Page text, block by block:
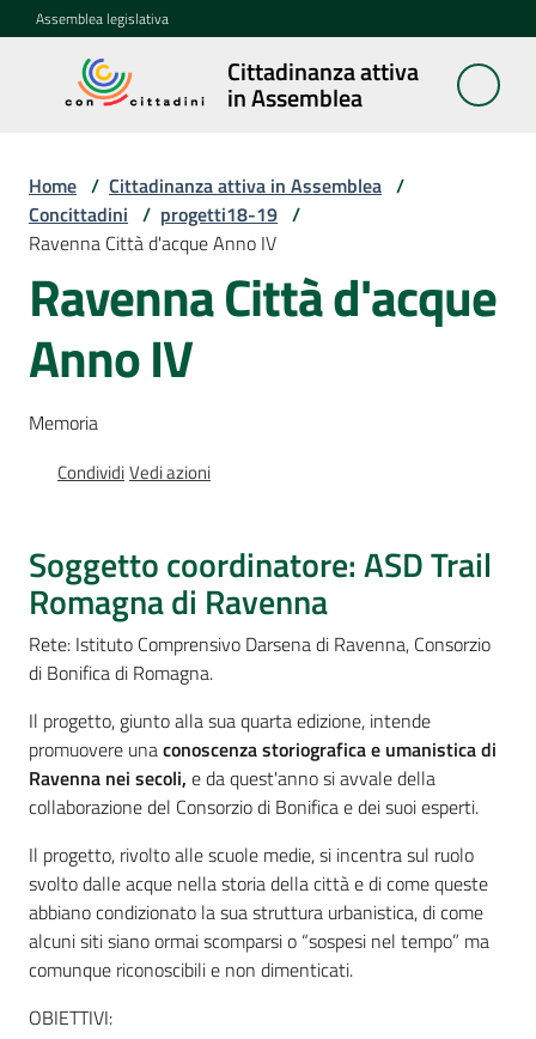
Vai al contenuto
Vai alla navigazione
Vai al footer
Assemblea legislativa
Cittadinanza attiva
in Assemblea
Cittadinanza
attiva in
Concittadini
Porte
aperte
in
Mostre
itineranti
Percorsi
sulla
memoria
Seguici
su
Home / Cittadinanza attiva in Assemblea /
Concittadini / progetti18-19 /
Ravenna Città d'acque Anno IV
Ravenna Città d'acque
Anno IV
Memoria
CondividiVedi azioni
Soggetto coordinatore: ASD Trail
Romagna di Ravenna
Rete: Istituto Comprensivo Darsena di Ravenna, Consorzio
di Bonifica di Romagna.
Il progetto, giunto alla sua quarta edizione, intende
promuovere unaconoscenza storiografica e umanistica di
Ravenna nei secoli, e da quest'anno si avvale della
collaborazione del Consorzio di Bonifica e dei suoi esperti.
Il progetto, rivolto alle scuole medie, si incentra sul ruolo
svolto dalle acque nella storia della città e di come queste
abbiano condizionato la sua struttura urbanistica, di come
alcuni siti siano ormai scomparsi o “sospesi nel tempo” ma
comunque riconoscibili e non dimenticati.
OBIETTIVI: